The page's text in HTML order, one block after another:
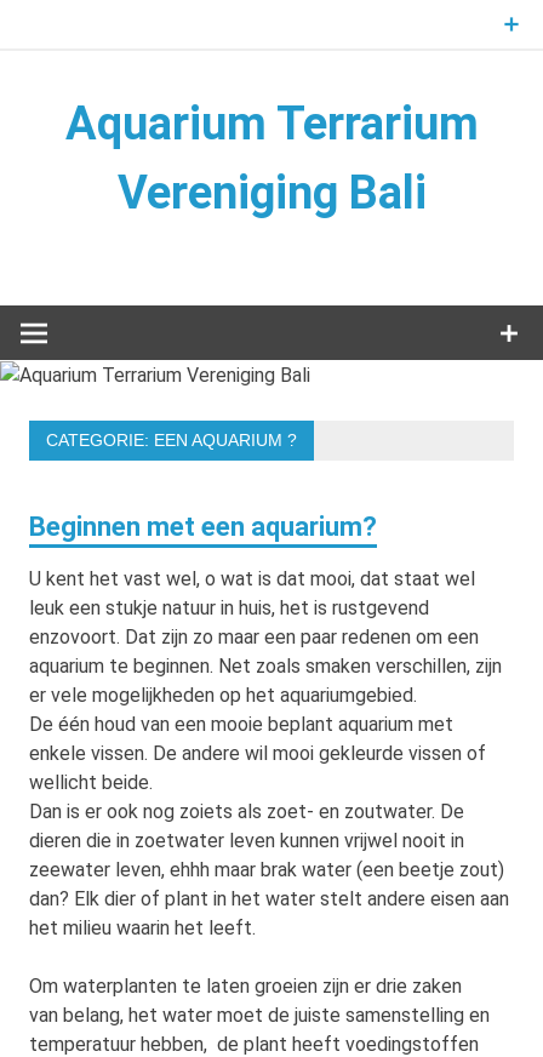
Aquarium Terrarium
Vereniging Bali
CATEGORIE: EEN AQUARIUM ?
Beginnen met een aquarium?
U kent het vast wel, o wat is dat mooi, dat staat wel
leuk een stukje natuur in huis, het is rustgevend
enzovoort. Dat zijn zo maar een paar redenen om een
aquarium te beginnen. Net zoals smaken verschillen, zijn
er vele mogelijkheden op het aquariumgebied.
De één houd van een mooie beplant aquarium met
enkele vissen. De andere wil mooi gekleurde vissen of
wellicht beide.
Dan is er ook nog zoiets als zoet- en zoutwater. De
dieren die in zoetwater leven kunnen vrijwel nooit in
zeewater leven, ehhh maar brak water (een beetje zout)
dan? Elk dier of plant in het water stelt andere eisen aan
het milieu waarin het leeft.
Om waterplanten te laten groeien zijn er drie zaken
van belang, het water moet de juiste samenstelling en
temperatuur hebben, de plant heeft voedingstoffen